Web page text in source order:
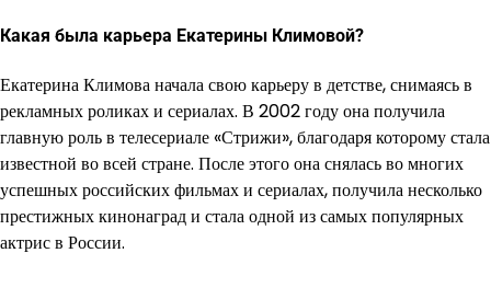
Какая была карьера Екатерины Климовой?
Екатерина Климова начала свою карьеру в детстве, снимаясь в
рекламных роликах и сериалах. В 2002 году она получила
главную роль в телесериале «Стрижи», благодаря которому стала
известной во всей стране. После этого она снялась во многих
успешных российских фильмах и сериалах, получила несколько
престижных кинонаград и стала одной из самых популярных
актрис в России.